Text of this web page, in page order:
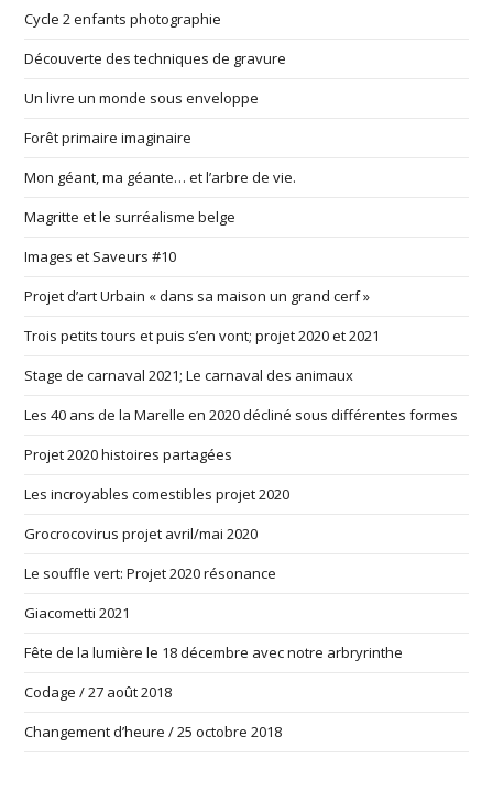
Cycle 2 enfants photographie
Découverte des techniques de gravure
Un livre un monde sous enveloppe
Forêt primaire imaginaire
Mon géant, ma géante… et l’arbre de vie.
Magritte et le surréalisme belge
Images et Saveurs #10
Projet d’art Urbain « dans sa maison un grand cerf »
Trois petits tours et puis s’en vont; projet 2020 et 2021
Stage de carnaval 2021; Le carnaval des animaux
Les 40 ans de la Marelle en 2020 décliné sous différentes formes
Projet 2020 histoires partagées
Les incroyables comestibles projet 2020
Grocrocovirus projet avril/mai 2020
Le souffle vert: Projet 2020 résonance
Giacometti 2021
Fête de la lumière le 18 décembre avec notre arbryrinthe
Codage / 27 août 2018
Changement d’heure / 25 octobre 2018